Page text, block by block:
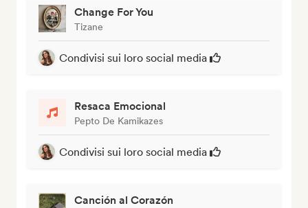
Change For You
Tizane
Condivisi sui loro social media
Resaca Emocional
Pepto De Kamikazes
Condivisi sui loro social media
Canción al Corazón